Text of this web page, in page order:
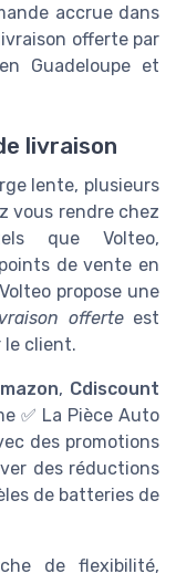
accrue dans
offerte par
Guadeloupe et
livraison
lente, plusieurs
vous rendre chez
que Volteo,
de vente en
propose une
offerteest
le client.
, Cdiscount
✅ La Pièce Auto
des promotions
des réductions
de batteries de
de flexibilité,